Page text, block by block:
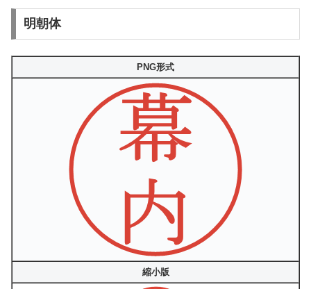
明朝体
PNG形式
縮小版